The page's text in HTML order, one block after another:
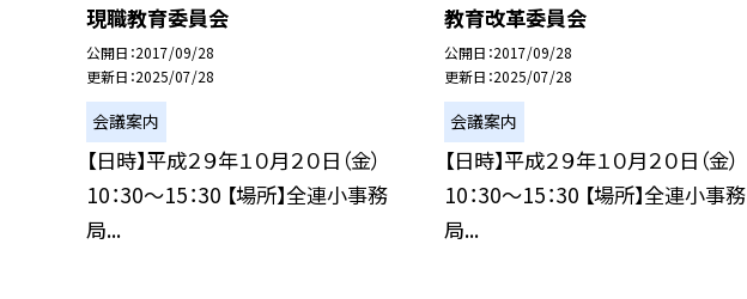
現職教育委員会
公開日 2017/09/28
更新日 2025/07/28
会議案内
【日時】平成２９年１０月２０日（金）
10：30〜15：30 【場所】全連小事務
局...
教育改革委員会
公開日 2017/09/28
更新日 2025/07/28
会議案内
【日時】平成２９年１０月２０日（金）
10：30〜15：30 【場所】全連小事務
局...